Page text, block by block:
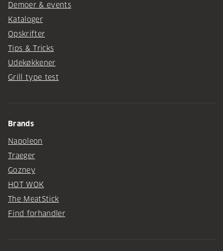
Demoer & events
Kataloger
Opskrifter
Tips & Tricks
Udekøkkener
Grill type test
Brands
Napoleon
Traeger
Gozney
HOT WOK
The MeatStick
Find forhandler